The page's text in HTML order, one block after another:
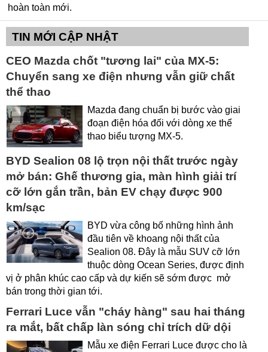
hoàn toàn mới.
TIN MỚI CẬP NHẬT
CEO Mazda chốt "tương lai" của MX-5:
Chuyển sang xe điện nhưng vẫn giữ chất
thể thao
Mazda đang chuẩn bị bước vào giai
đoạn điện hóa đối với dòng xe thể
thao biểu tượng MX-5.
BYD Sealion 08 lộ trọn nội thất trước ngày
mở bán: Ghế thương gia, màn hình giải trí
cỡ lớn gắn trần, bản EV chạy được 900
km/sạc
BYD vừa công bố những hình ảnh
đầu tiên về khoang nội thất của
Sealion 08. Đây là mẫu SUV cỡ lớn
thuộc dòng Ocean Series, được định
vị ở phân khúc cao cấp và dự kiến sẽ sớm được mở
bán trong thời gian tới.
Ferrari Luce vẫn "cháy hàng" sau hai tháng
ra mắt, bất chấp làn sóng chỉ trích dữ dội
Mẫu xe điện Ferrari Luce được cho là